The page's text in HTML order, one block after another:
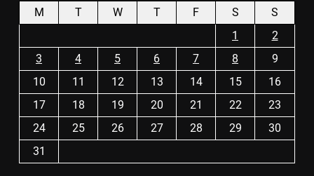
M T W T F S
S
1
2
3
4 5 6 7 8
9
10
11 12 13 14 15
16
17
18 19 20 21 22
23
24
25 26 27 28 29
30
31